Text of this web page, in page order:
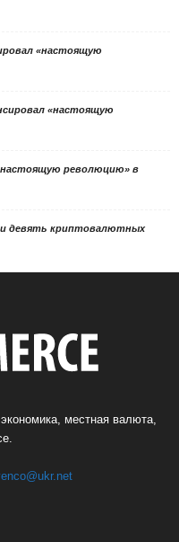
«настоящую
«настоящую
революцию» в
девять криптовалютных
местная валюта,